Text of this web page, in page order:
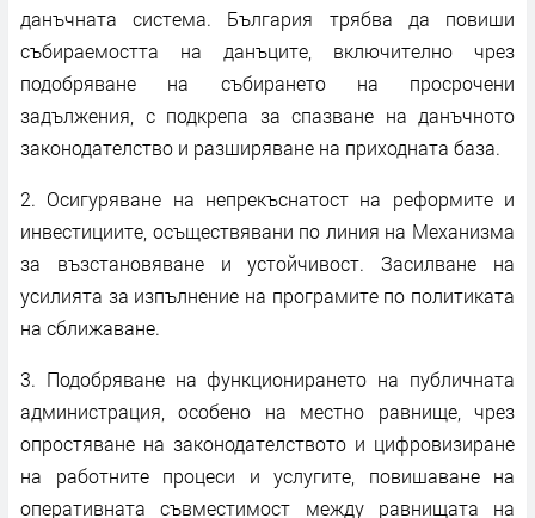
данъчната система. България трябва да повиши
събираемостта на данъците, включително чрез
подобряване на събирането на просрочени
задължения, с подкрепа за спазване на данъчното
законодателство и разширяване на приходната база.
2. Осигуряване на непрекъснатост на реформите и
инвестициите, осъществявани по линия на Механизма
за възстановяване и устойчивост. Засилване на
усилията за изпълнение на програмите по политиката
на сближаване.
3. Подобряване на функционирането на публичната
администрация, особено на местно равнище, чрез
опростяване на законодателството и цифровизиране
на работните процеси и услугите, повишаване на
оперативната съвместимост между равнищата на